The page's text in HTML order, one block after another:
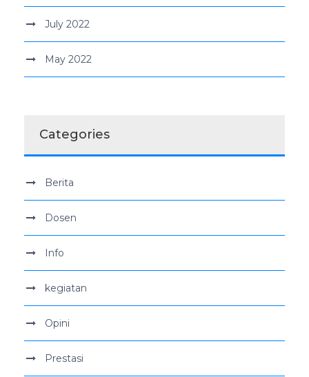
July 2022
May 2022
Categories
Berita
Dosen
Info
kegiatan
Opini
Prestasi